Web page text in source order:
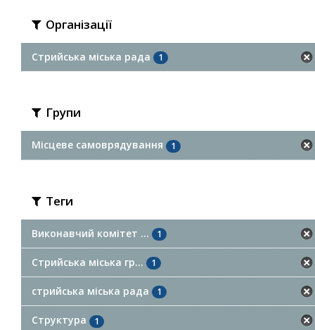
Організації
Стрийська міська рада 1
Групи
Місцеве самоврядування 1
Теги
Виконавчий комітет ... 1
Стрийська міська гр... 1
стрийська міська рада 1
Структура 1